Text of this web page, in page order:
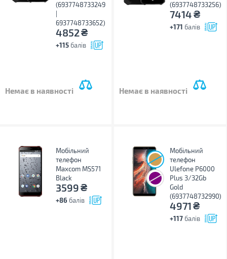
(6937748733249
6937748733652)
4852₴
+115 балів
Немає в наявності
(6937748733256)
7414₴
+171 балів
Немає в наявності
Мобільний
телефон
Maxcom MS571
Black
3599₴
+86 балів
Мобільний
телефон
Ulefone P6000
Plus 3/32Gb
Gold
(6937748732990)
4971₴
+117 балів